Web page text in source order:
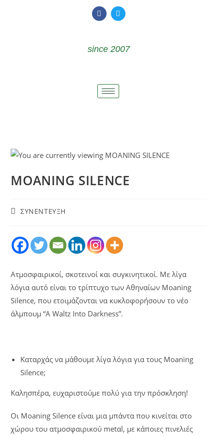
since 2007
MOANING SILENCE
ΣΥΝΕΝΤΕΥΞΗ
Ατμοσφαιρικοί, σκοτεινοί και συγκινητικοί. Με λίγα
λόγια αυτό είναι το τρίπτυχο των Αθηναίων Moaning
Silence, που ετοιμάζονται να κυκλοφορήσουν το νέο
άλμπουμ “A Waltz Into Darkness”.
Καταρχάς να μάθουμε λίγα λόγια για τους Moaning
Silence;
Καλησπέρα, ευχαριστούμε πολύ για την πρόσκληση!
Οι Moaning Silence είναι μια μπάντα που κινείται στο
χώρου του ατμοσφαιρικού metαl, με κάποιες πινελιές